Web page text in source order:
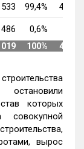
99,4%
4 019
486 0,6%
100% 4 069
которых
вырос